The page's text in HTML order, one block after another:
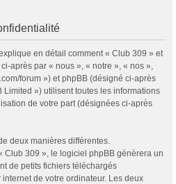
en détail comment « Club 309 » et
après par « nous », « notre », « nos »,
forum ») et phpBB (désigné ci-après
») utilisent toutes les informations
de votre part (désignées ci-après
deux manières différentes.
Club 309 », le logiciel phpBB génèrera un
de petits fichiers téléchargés
de votre ordinateur. Les deux